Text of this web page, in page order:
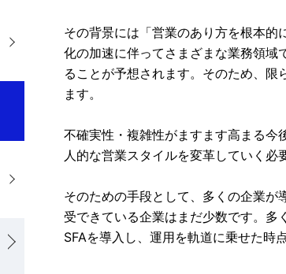
その背景には「営業のあり方を根本
化の加速に伴ってさまざまな業務領域
ることが予想されます。そのため、
ます。
不確実性・複雑性がますます高まる今
人的な営業スタイルを変革していく必
そのための手段として、多くの企業が
受できている企業はまだ少数です。多
SFAを導入し、運用を軌道に乗せた時